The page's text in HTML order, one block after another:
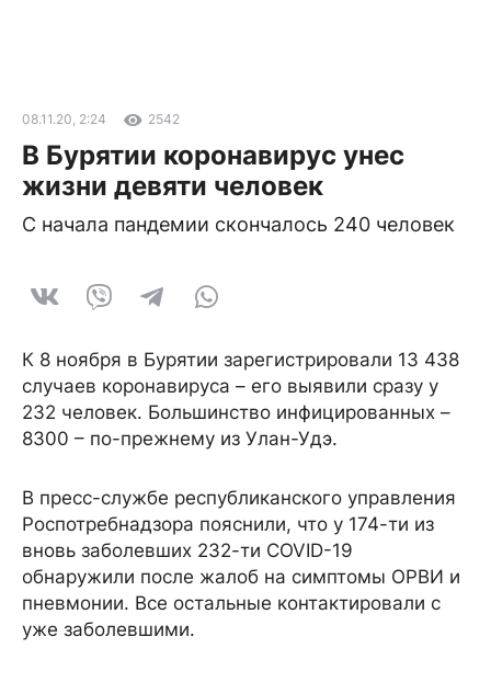
08.11.20, 2:24 2542
В Бурятии коронавирус унес
жизни девяти человек
С начала пандемии скончалось 240 человек
К 8 ноября в Бурятии зарегистрировали 13 438
случаев коронавируса – его выявили сразу у
232 человек. Большинство инфицированных –
8300 – по-прежнему из Улан-Удэ.
В пресс-службе республиканского управления
Роспотребнадзора пояснили, что у 174-ти из
вновь заболевших 232-ти COVID-19
обнаружили после жалоб на симптомы ОРВИ и
пневмонии. Все остальные контактировали с
уже заболевшими.